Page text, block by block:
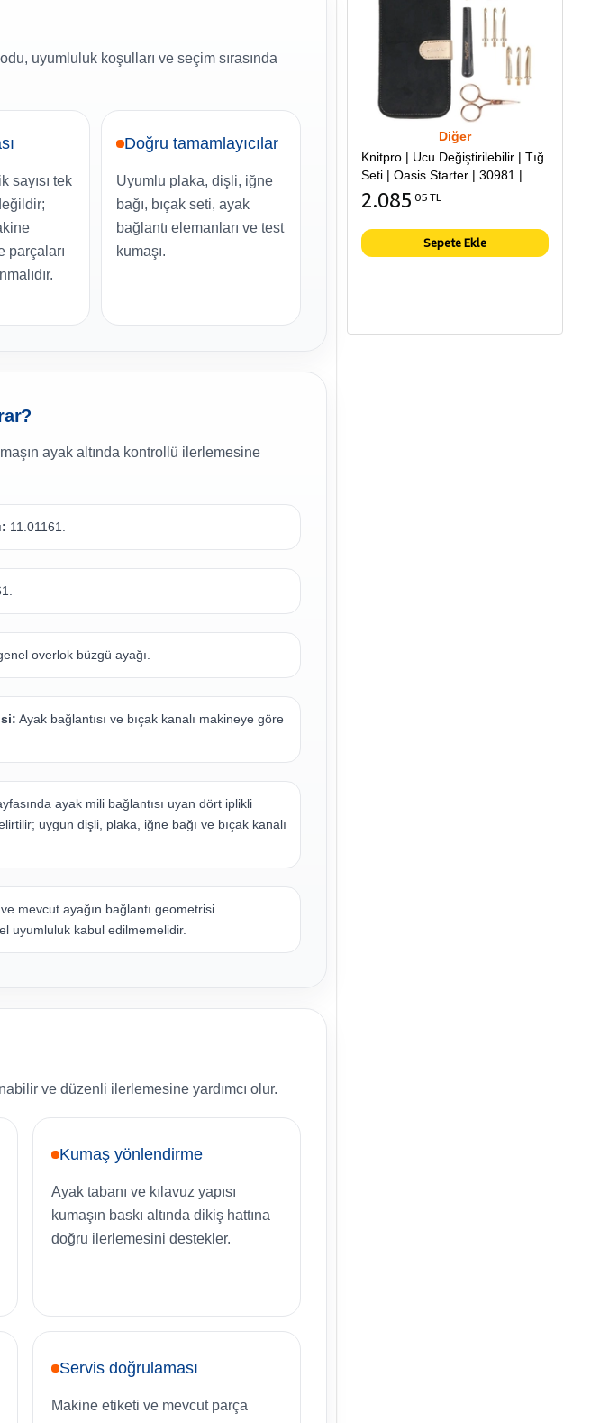
uyumluluk koşulları ve seçim sırasında
sayısı tek
parçaları
Doğru tamamlayıcılar
Uyumlu plaka, dişli, iğne
bağı, bıçak seti, ayak
bağlantı elemanları ve test
kumaşı.
ayak altında kontrollü ilerlemesine
11.01161.
overlok büzgü ayağı.
Ayak bağlantısı ve bıçak kanalı makineye göre
ayak mili bağlantısı uyan dört iplikli
uygun dişli, plaka, iğne bağı ve bıçak kanalı
mevcut ayağın bağlantı geometrisi
uyumluluk kabul edilmemelidir.
ve düzenli ilerlemesine yardımcı olur.
Kumaş yönlendirme
Ayak tabanı ve kılavuz yapısı
kumaşın baskı altında dikiş hattına
doğru ilerlemesini destekler.
Servis doğrulaması
Makine etiketi ve mevcut parça
Diğer
Knitpro | Ucu Değiştirilebilir | Tığ
Seti | Oasis Starter | 30981 |
2.085 05 TL
Sepete Ekle